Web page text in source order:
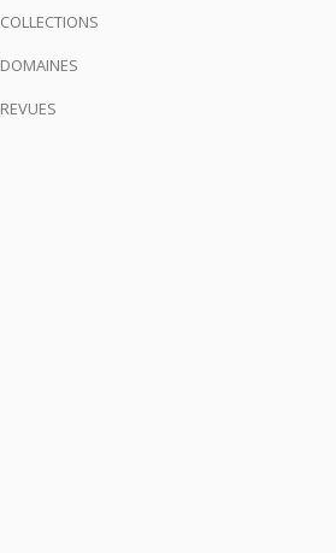
COLLECTIONS
DOMAINES
REVUES